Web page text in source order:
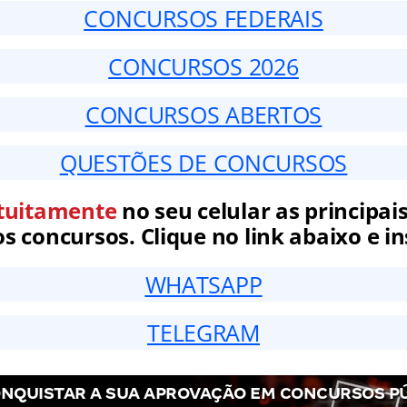
CONCURSOS FEDERAIS
CONCURSOS 2026
CONCURSOS ABERTOS
QUESTÕES DE CONCURSOS
no seu celular as
concursos. Clique no link abaixo e
WHATSAPP
TELEGRAM
A SUA APROVAÇÃO EM CONCURSOS